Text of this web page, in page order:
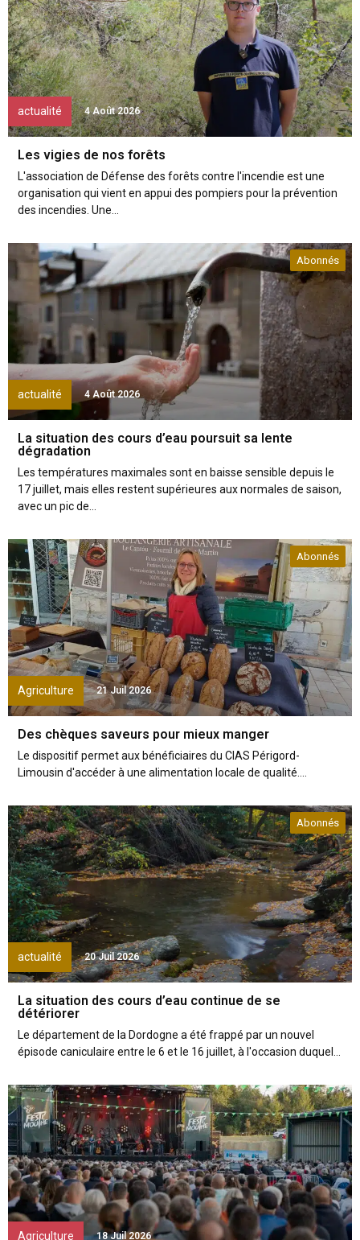
actualité 4 Août 2026
Les vigies de nos forêts
L'association de Défense des forêts contre l'incendie est une
organisation qui vient en appui des pompiers pour la prévention
des incendies. Une...
actualité
Abonnés
4 Août 2026
La situation des cours d’eau poursuit sa lente
dégradation
Les températures maximales sont en baisse sensible depuis le
17 juillet, mais elles restent supérieures aux normales de saison,
avec un pic de...
Agriculture
Abonnés
21 Juil 2026
Des chèques saveurs pour mieux manger
Le dispositif permet aux bénéficiaires du CIAS Périgord-
Limousin d'accéder à une alimentation locale de qualité....
actualité
Abonnés
20 Juil 2026
La situation des cours d’eau continue de se
détériorer
Le département de la Dordogne a été frappé par un nouvel
épisode caniculaire entre le 6 et le 16 juillet, à l'occasion duquel...
Agriculture 18 Juil 2026